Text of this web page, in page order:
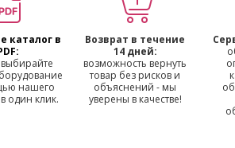
каталог в
нашего
один клик.
Возврат в течение
14 дней:
возможность вернуть
товар без рисков и
объяснений - мы
уверены в качестве!